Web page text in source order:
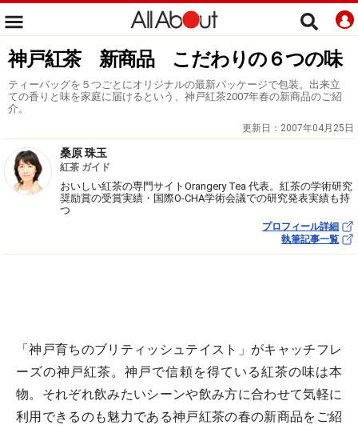
神戸紅茶 新商品 こだわりの６つの味
ティーバッグを５つごとにオリジナルの最新パッケージで包装。出来立
ての香りと味を家庭に届けるという、神戸紅茶2007年春の新商品のご紹
介。
更新日： 2007年04月25日
桑原 珠玉
紅茶 ガイド
おいしい紅茶の専門サイトOrangery Tea 代表。紅茶の学術研究
奨励賞の受賞実績・国際O-CHA学術会議での研究発表実績も持
つ
プロフィール詳細
執筆記事一覧
「神戸育ちのブリティッシュテイスト 」がキャッチフレ
ーズの神戸紅茶。神戸で信頼を得ている紅茶の味は本
物。それぞれ飲みたいシーンや飲み方に合わせて気軽に
利用できるのも魅力である神戸紅茶の春の新商品をご紹